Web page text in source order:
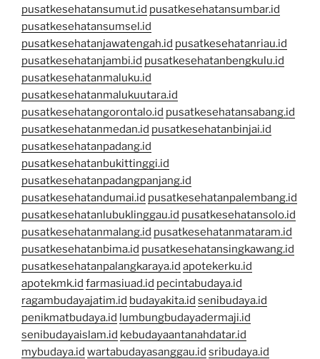
pusatkesehatansumut.id pusatkesehatansumbar.id
pusatkesehatansumsel.id
pusatkesehatanjawatengah.id pusatkesehatanriau.id
pusatkesehatanjambi.id pusatkesehatanbengkulu.id
pusatkesehatanmaluku.id
pusatkesehatanmalukuutara.id
pusatkesehatangorontalo.id pusatkesehatansabang.id
pusatkesehatanmedan.id pusatkesehatanbinjai.id
pusatkesehatanpadang.id
pusatkesehatanbukittinggi.id
pusatkesehatanpadangpanjang.id
pusatkesehatandumai.id pusatkesehatanpalembang.id
pusatkesehatanlubuklinggau.id pusatkesehatansolo.id
pusatkesehatanmalang.id pusatkesehatanmataram.id
pusatkesehatanbima.id pusatkesehatansingkawang.id
pusatkesehatanpalangkaraya.id apotekerku.id
apotekmk.id farmasiuad.id pecintabudaya.id
ragambudayajatim.id budayakita.id senibudaya.id
penikmatbudaya.id lumbungbudayadermaji.id
senibudayaislam.id kebudayaantanahdatar.id
mybudaya.id wartabudayasanggau.id sribudaya.id